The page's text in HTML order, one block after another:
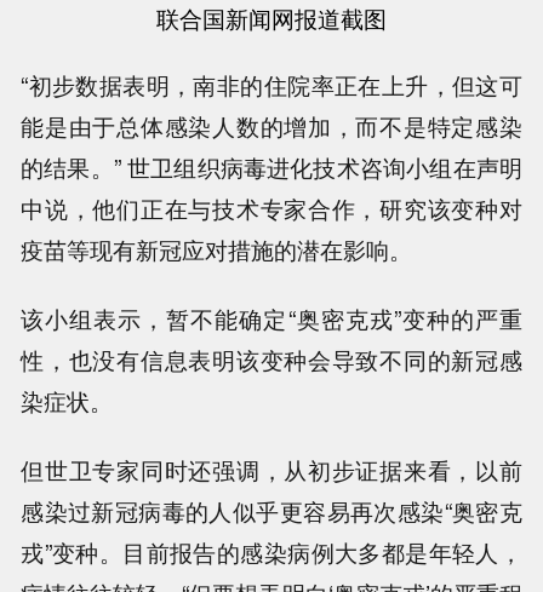
联合国新闻网报道截图
“初步数据表明，南非的住院率正在上升，但这可
能是由于总体感染人数的增加，而不是特定感染
的结果。” 世卫组织病毒进化技术咨询小组在声明
中说，他们正在与技术专家合作，研究该变种对
疫苗等现有新冠应对措施的潜在影响。
该小组表示，暂不能确定“奥密克戎”变种的严重
性，也没有信息表明该变种会导致不同的新冠感
染症状。
但世卫专家同时还强调，从初步证据来看，以前
感染过新冠病毒的人似乎更容易再次感染“奥密克
戎”变种。目前报告的感染病例大多都是年轻人，